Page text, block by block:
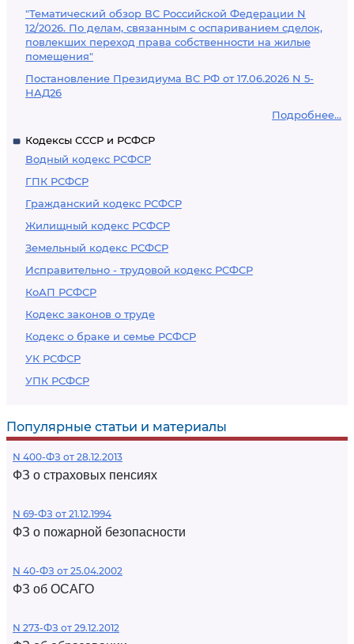
"Тематический обзор ВС Российской Федерации N
12/2026. По делам, связанным с оспариванием сделок,
повлекших переход права собственности на жилые
помещения"
Постановление Президиума ВС РФ от 17.06.2026 N 5-
НАД26
Подробнее...
Кодексы СССР и РСФСР
Водный кодекс РСФСР
ГПК РСФСР
Гражданский кодекс РСФСР
Жилищный кодекс РСФСР
Земельный кодекс РСФСР
Исправительно - трудовой кодекс РСФСР
КоАП РСФСР
Кодекс законов о труде
Кодекс о браке и семье РСФСР
УК РСФСР
УПК РСФСР
Популярные статьи и материалы
N 400-ФЗ от 28.12.2013
ФЗ о страховых пенсиях
N 69-ФЗ от 21.12.1994
ФЗ о пожарной безопасности
N 40-ФЗ от 25.04.2002
ФЗ об ОСАГО
N 273-ФЗ от 29.12.2012